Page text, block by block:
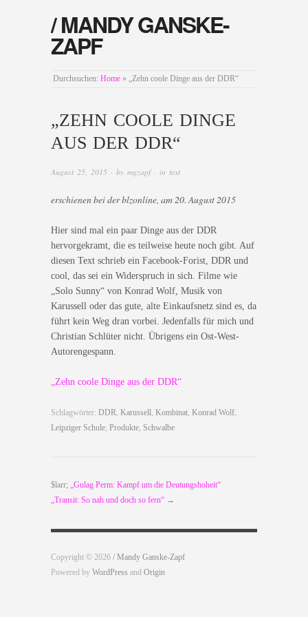
/ MANDY GANSKE-
ZAPF
Durchsuchen: Home » „Zehn coole Dinge aus der DDR“
„ZEHN COOLE DINGE
AUS DER DDR“
August 25, 2015 · by mgzapf· in text
erschienen bei der blzonline, am 20. August 2015
Hier sind mal ein paar Dinge aus der DDR
hervorgekramt, die es teilweise heute noch gibt. Auf
diesen Text schrieb ein Facebook-Forist, DDR und
cool, das sei ein Widerspruch in sich. Filme wie
„Solo Sunny“ von Konrad Wolf, Musik von
Karussell oder das gute, alte Einkaufsnetz sind es, da
führt kein Weg dran vorbei. Jedenfalls für mich und
Christian Schlüter nicht. Übrigens ein Ost-West-
Autorengespann.
„Zehn coole Dinge aus der DDR“
Schlagwörter: DDR, Karussell, Kombinat, Konrad Wolf,
Leipziger Schule, Produkte, Schwalbe
$larr; „Gulag Perm: Kampf um die Deutungshoheit“
„Transit: So nah und doch so fern“ →
Copyright © 2026 / Mandy Ganske-Zapf
Powered by WordPress and Origin